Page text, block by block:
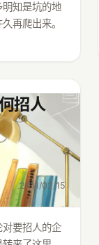
知是坑的地
再爬出来。
招人
2011/02/15
要招人的企